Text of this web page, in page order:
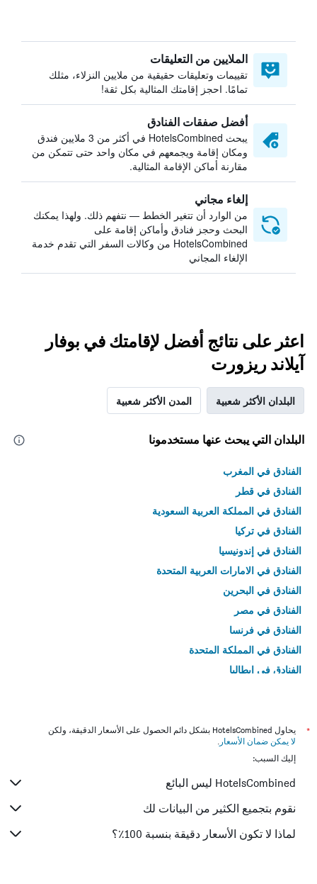
الملايين من التعليقات
تقييمات وتعليقات حقيقية من ملايين النزلاء، مثلك
تمامًا. احجز إقامتك المثالية بكل ثقة!
أفضل صفقات الفنادق
يبحث HotelsCombined في أكثر من 3 ملايين فندق
ومكان إقامة ويجمعهم في مكان واحد حتى تتمكن من
مقارنة أماكن الإقامة المثالية.
إلغاء مجاني
من الوارد أن تتغير الخطط — نتفهم ذلك. ولهذا يمكنك
البحث وحجز فنادق وأماكن إقامة على
HotelsCombined من وكالات السفر التي تقدم خدمة
الإلغاء المجاني
اعثر على نتائج أفضل لإقامتك في بوفار
آيلاند ريزورت
البلدان الأكثر شعبية المدن الأكثر شعبية
البلدان التي يبحث عنها مستخدمونا
الفنادق في المغرب
الفنادق في قطر
الفنادق في المملكة العربية السعودية
الفنادق في تركيا
الفنادق في إندونيسيا
الفنادق في الامارات العربية المتحدة
الفنادق في البحرين
الفنادق في مصر
الفنادق في فرنسا
الفنادق في المملكة المتحدة
الفنادق في إيطاليا
*
يحاول HotelsCombined بشكل دائم الحصول على الأسعار الدقيقة، ولكن
لا يمكن ضمان الأسعار .
إليك السبب:
HotelsCombined ليس البائع
نقوم بتجميع الكثير من البيانات لك
لماذا لا تكون الأسعار دقيقة بنسبة 100٪؟